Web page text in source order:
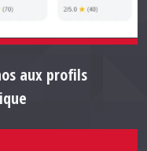
aux profils